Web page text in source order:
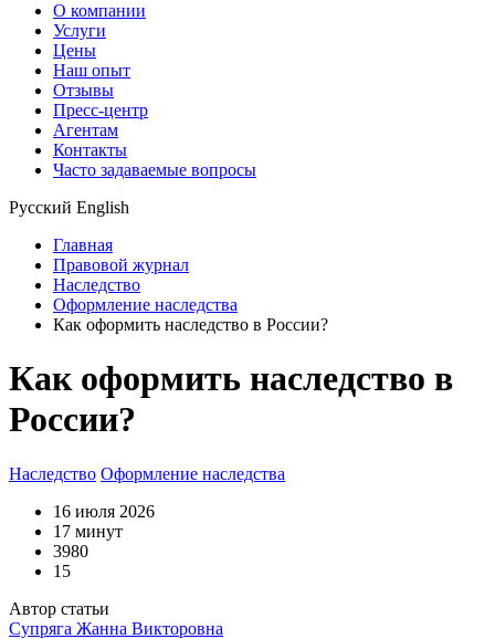
О компании
Услуги
Цены
Наш опыт
Отзывы
Пресс-центр
Агентам
Контакты
Часто задаваемые вопросы
Русский English
Главная
Правовой журнал
Наследство
Оформление наследства
Как оформить наследство в России?
Как оформить наследство в
России?
Наследство Оформление наследства
16 июля 2026
17 минут
3980
15
Автор статьи
Супряга Жанна Викторовна